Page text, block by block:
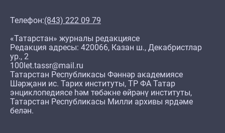
Телефон:(843) 222 09 79
«Татарстан» журналы редакциясе
Редакция адресы: 420066, Казан ш., Декабристлар
ур., 2
100let.tassr@mail.ru
Татарстан Республикасы Фәннәр академиясе
Шәрҗани ис. Тарих институты, ТР ФА Татар
энциклопедиясе һәм төбәкне өйрәнү институты,
Татарстан Республикасы Милли архивы ярдәме
белән.